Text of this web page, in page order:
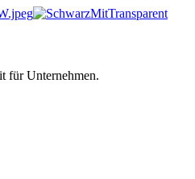
für Unternehmen.